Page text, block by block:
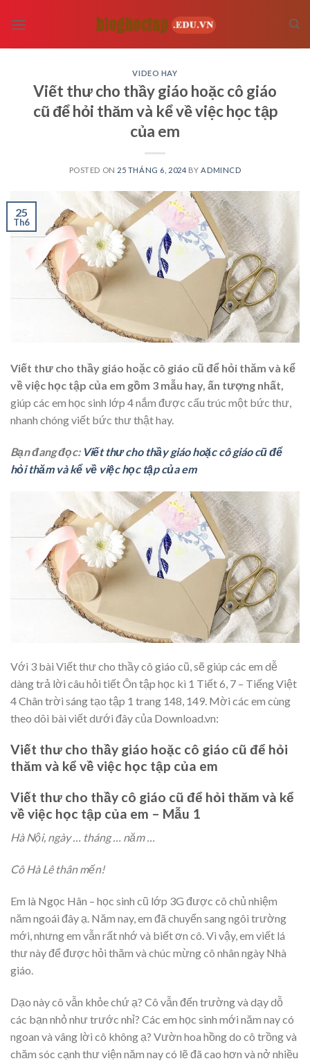
VIDEO HAY
Viết thư cho thầy giáo hoặc cô giáo
cũ để hỏi thăm và kể về việc học tập
của em
POSTED ON 25 THÁNG 6, 2024 BY ADMINCD
25
Th6
Viết thư cho thầy giáo hoặc cô giáo cũ để hỏi thăm và kể
về việc học tập của em gồm 3 mẫu hay, ấn tượng nhất,
giúp các em học sinh lớp 4 nắm được cấu trúc một bức thư,
nhanh chóng viết bức thư thật hay.
Bạn đang đọc: Viết thư cho thầy giáo hoặc cô giáo cũ để
hỏi thăm và kể về việc học tập của em
Với 3 bài Viết thư cho thầy cô giáo cũ, sẽ giúp các em dễ
dàng trả lời câu hỏi tiết Ôn tập học kì 1 Tiết 6, 7 – Tiếng Việt
4 Chân trời sáng tạo tập 1 trang 148, 149. Mời các em cùng
theo dõi bài viết dưới đây của Download.vn:
Viết thư cho thầy giáo hoặc cô giáo cũ để hỏi
thăm và kể về việc học tập của em
Viết thư cho thầy cô giáo cũ để hỏi thăm và kể
về việc học tập của em – Mẫu 1
Hà Nội, ngày … tháng … năm …
Cô Hà Lê thân mến!
Em là Ngọc Hân – học sinh cũ lớp 3G được cô chủ nhiệm
năm ngoái đây ạ. Năm nay, em đã chuyển sang ngôi trường
mới, nhưng em vẫn rất nhớ và biết ơn cô. Vì vậy, em viết lá
thư này để được hỏi thăm và chúc mừng cô nhân ngày Nhà
giáo.
Dạo này cô vẫn khỏe chứ ạ? Cô vẫn đến trường và dạy dỗ
các bạn nhỏ như trước nhỉ? Các em học sinh mới năm nay có
ngoan và vâng lời cô không ạ? Vườn hoa hồng do cô trồng và
chăm sóc cạnh thư viện năm nay có lẽ đã cao hơn và nở nhiều